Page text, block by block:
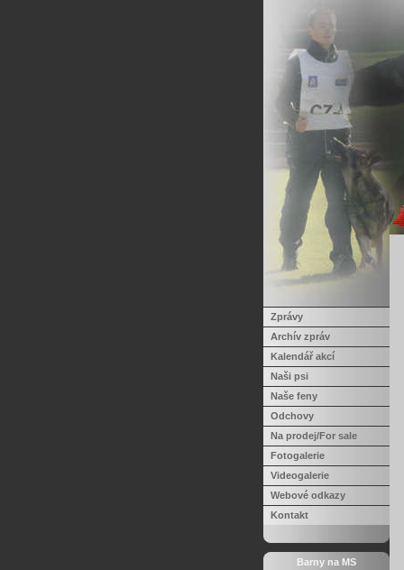
Zprávy
Archív zpráv
Kalendář akcí
Naši psi
Naše feny
Odchovy
Na prodej/For sale
Fotogalerie
Videogalerie
Webové odkazy
Kontakt
Barny na MS